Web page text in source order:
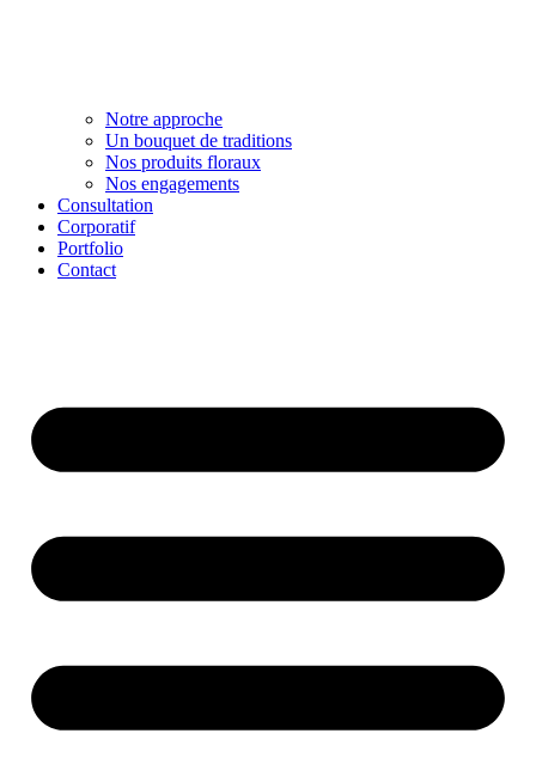
Notre approche​
Un bouquet de traditions
Nos produits floraux
Nos engagements
Consultation
Corporatif
Portfolio
Contact